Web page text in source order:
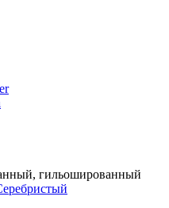
гильошированный